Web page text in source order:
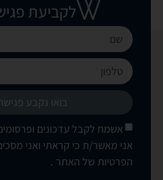
לקביעת
אשמח לקבל עדכונים
אני מאשר/ת כי קראתי ואני
הפרטיות של האתר .
בואו נקבע